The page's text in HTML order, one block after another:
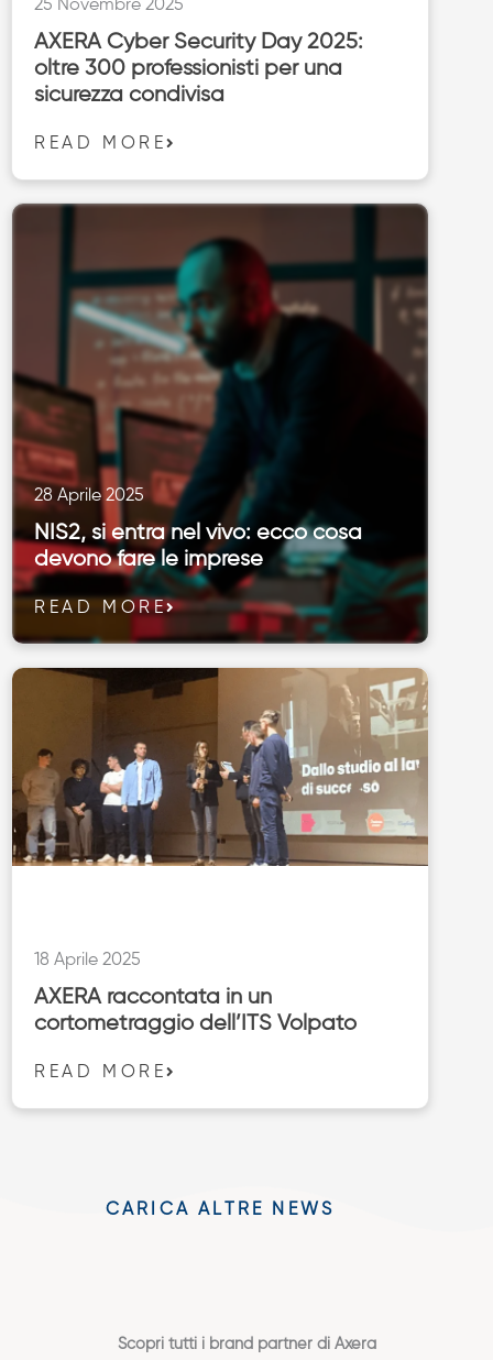
25 Novembre 2025
AXERA Cyber Security Day 2025:
oltre 300 professionisti per una
sicurezza condivisa
READ MORE
28 Aprile 2025
NIS2, si entra nel vivo: ecco cosa
devono fare le imprese
READ MORE
18 Aprile 2025
AXERA raccontata in un
cortometraggio dell’ITS Volpato
READ MORE
CARICA ALTRE NEWS
Scopri tutti i brand partner di Axera